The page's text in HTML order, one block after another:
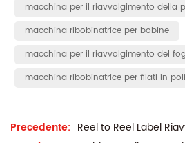
macchina per il riavvolgimento della
macchina ribobinatrice per bobine
macchina per il riavvolgimento del
macchina ribobinatrice per filati in
Precedente: Reel to Reel Label